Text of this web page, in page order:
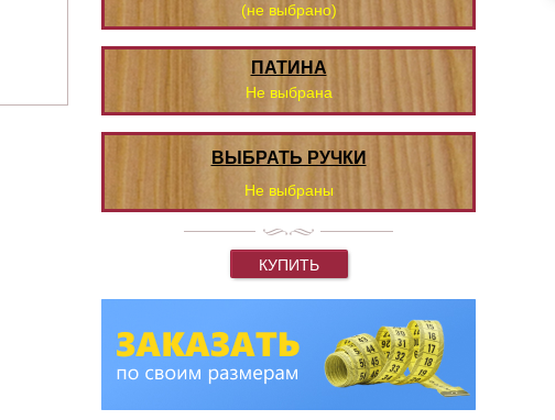
(не выбрано)
ПАТИНА
Не выбрана
ВЫБРАТЬ РУЧКИ
Не выбраны
КУПИТЬ